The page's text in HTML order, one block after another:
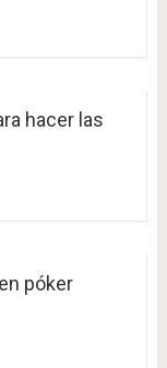
hacer las
póker